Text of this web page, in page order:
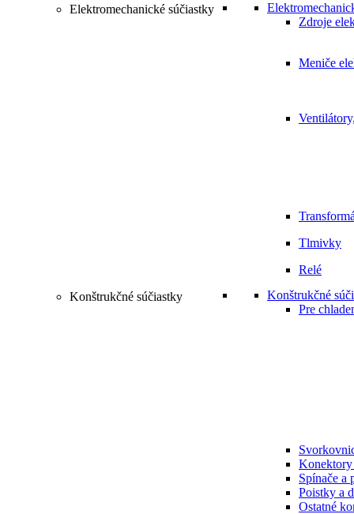
Elektromechanické súčiastky
Zdroje
Meniče
Tlmivky
Relé
Konštrukčné súčiastky
Konštrukčné
Pre
Spínače a
Poistky a
Ostatné